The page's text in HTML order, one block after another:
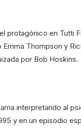
protagónico en
Thompson y
por Bob Hoskins.
interpretando al
y en un episodio